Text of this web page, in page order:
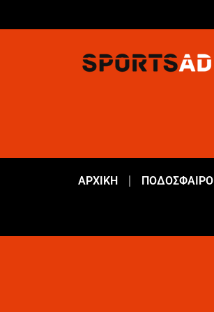
ΑΡΧΙΚΗ ΠΟΔΟΣΦΑΙΡΟ